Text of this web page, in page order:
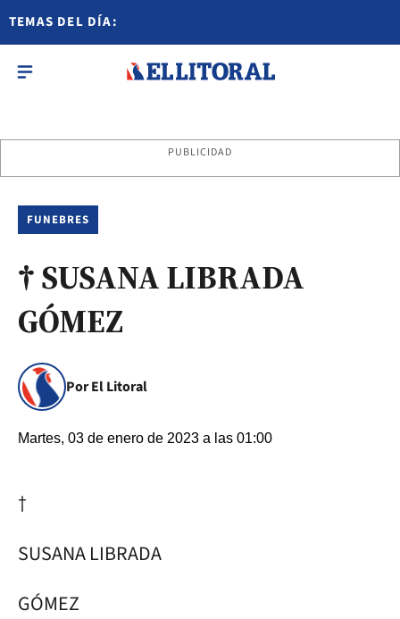
TEMAS DEL DÍA:
PUBLICIDAD
FUNEBRES
† SUSANA LIBRADA
GÓMEZ
Por El Litoral
Martes, 03 de enero de 2023 a las 01:00
†
SUSANA LIBRADA
GÓMEZ